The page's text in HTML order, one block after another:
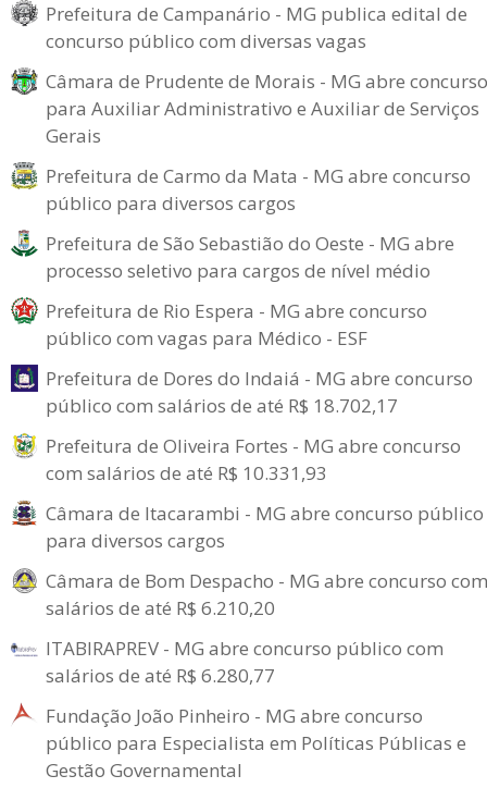
Prefeitura de Campanário - MG publica edital de
concurso público com diversas vagas
Câmara de Prudente de Morais - MG abre concurso
para Auxiliar Administrativo e Auxiliar de Serviços
Gerais
Prefeitura de Carmo da Mata - MG abre concurso
público para diversos cargos
Prefeitura de São Sebastião do Oeste - MG abre
processo seletivo para cargos de nível médio
Prefeitura de Rio Espera - MG abre concurso
público com vagas para Médico - ESF
Prefeitura de Dores do Indaiá - MG abre concurso
público com salários de até R$ 18.702,17
Prefeitura de Oliveira Fortes - MG abre concurso
com salários de até R$ 10.331,93
Câmara de Itacarambi - MG abre concurso público
para diversos cargos
Câmara de Bom Despacho - MG abre concurso com
salários de até R$ 6.210,20
ITABIRAPREV - MG abre concurso público com
salários de até R$ 6.280,77
Fundação João Pinheiro - MG abre concurso
público para Especialista em Políticas Públicas e
Gestão Governamental